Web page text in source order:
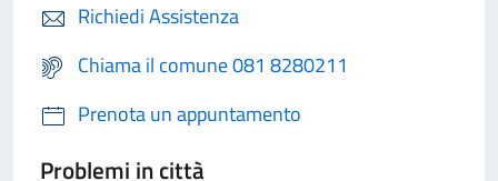
Richiedi Assistenza
Chiama il comune 081 8280211
Prenota un appuntamento
Problemi in città